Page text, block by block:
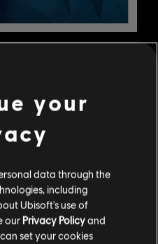
Versailles
75015 Paris
die E-Sport-Seite von
Ubisoft-Foren.
your
data through the
including
Ubisoft's use of
our Privacy Policyand
can set your cookies